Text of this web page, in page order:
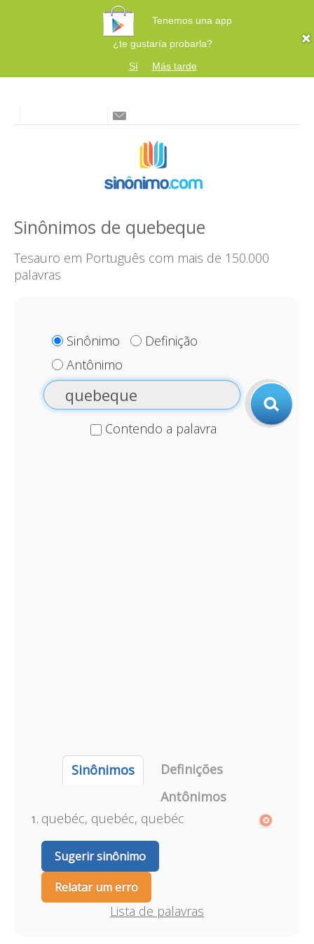
Tenemos una app
¿te gustaría probarla?
Sí
Más tarde
Sinônimos de quebeque
Tesauro em Português com mais de 150.000
palavras
Sinônimo
Definição
Antônimo
Contendo a palavra
Sinônimos
Definições
Antônimos
quebéc, quebéc, quebéc
Sugerir sinônimo
Relatar um erro
Lista de palavras